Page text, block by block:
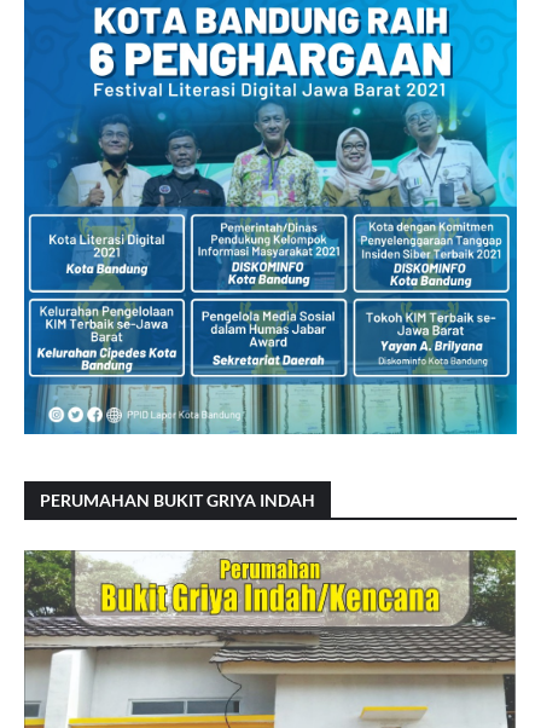
PERUMAHAN BUKIT GRIYA INDAH